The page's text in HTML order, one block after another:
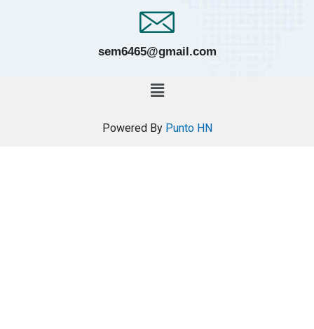
sem6465@gmail.com
Powered By Punto HN